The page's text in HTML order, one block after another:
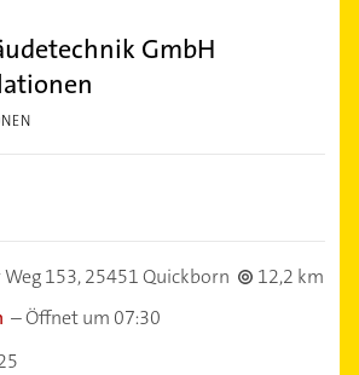
GmbH
153,25451 Quickborn
12,2 km
–Öffnet um 07:30